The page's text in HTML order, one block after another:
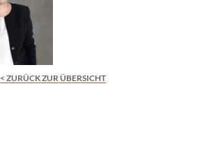
< ZURÜCK ZUR ÜBERSICHT